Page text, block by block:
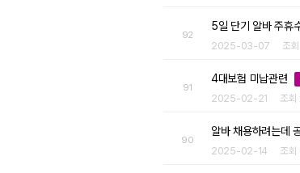
92
5일 단기 알바 주휴
2025-03-07 조
91
4대보험 미납관련
2025-02-21 조
90
알바 채용하려는데
2025-02-14 조